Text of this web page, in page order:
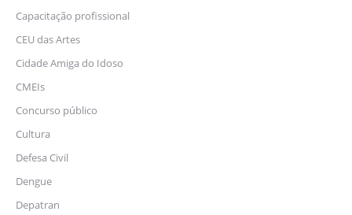
Capacitação profissional
CEU das Artes
Cidade Amiga do Idoso
CMEIs
Concurso público
Cultura
Defesa Civil
Dengue
Depatran